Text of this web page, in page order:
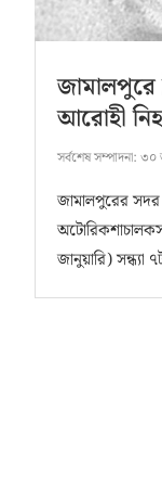
জামালপুরে
আরোহী
সর্বশেষ সম্পাদনা: ৩০
জামালপুরের সদর
জানুয়ারি) সন্ধ্যা